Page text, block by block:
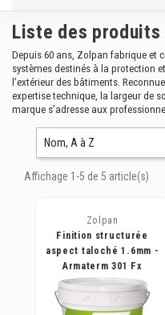
Liste des produits
Depuis 60 ans, Zolpan fabrique et
systèmes destinés à la protection
l’extérieur des bâtiments.
expertise technique, la largeur de
marque s’adresse aux
Nom, A à Z
Affichage 1-5 de 5 article(s)
Zolpan
Finition structurée
aspect taloché 1.6mm -
Armaterm 301 Fx